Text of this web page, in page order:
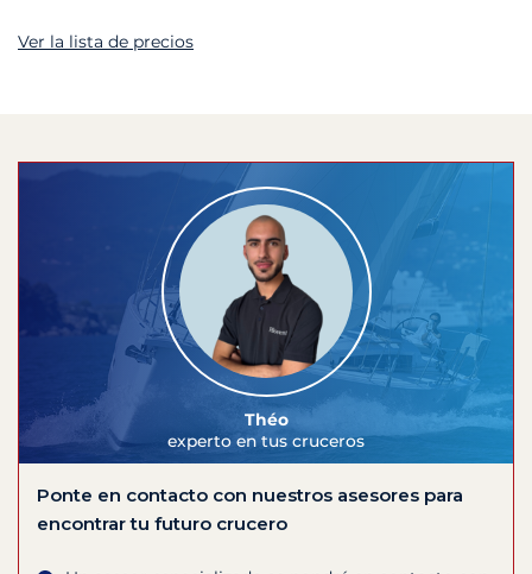
Ver la lista de precios
Théo
experto en tus cruceros
Ponte en contacto con nuestros asesores para
encontrar tu futuro crucero